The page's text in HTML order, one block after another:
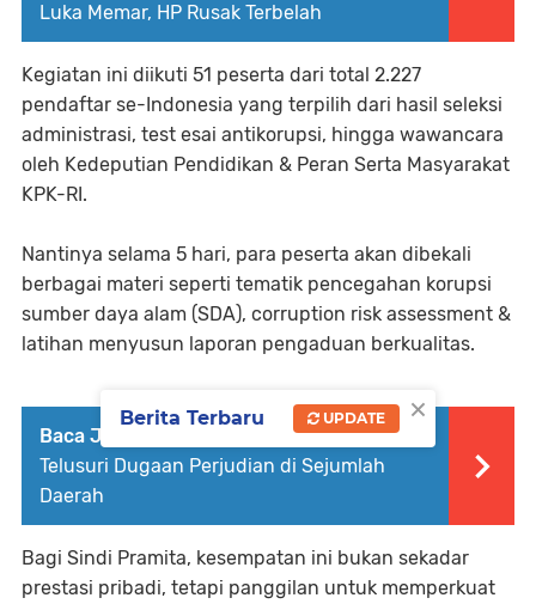
Luka Memar, HP Rusak Terbelah
Kegiatan ini diikuti 51 peserta dari total 2.227
pendaftar se-Indonesia yang terpilih dari hasil seleksi
administrasi, test esai antikorupsi, hingga wawancara
oleh Kedeputian Pendidikan & Peran Serta Masyarakat
KPK-RI.
Nantinya selama 5 hari, para peserta akan dibekali
berbagai materi seperti tematik pencegahan korupsi
sumber daya alam (SDA), corruption risk assessment &
latihan menyusun laporan pengaduan berkualitas.
Baca Juga :
PB IMSU Desak Kapolda Sumut
Telusuri Dugaan Perjudian di Sejumlah
Daerah
Bagi Sindi Pramita, kesempatan ini bukan sekadar
prestasi pribadi, tetapi panggilan untuk memperkuat
×
Berita Terbaru UPDATE